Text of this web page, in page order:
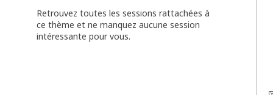
Retrouvez toutes les sessions rattachées à
ce thème et ne manquez aucune session
intéressante pour vous.